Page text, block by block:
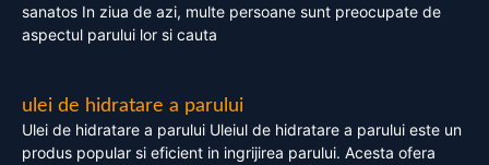
sanatos In ziua de azi, multe persoane sunt preocupate de
aspectul parului lor si cauta
ulei de hidratare a parului
Ulei de hidratare a parului Uleiul de hidratare a parului este un
produs popular si eficient in ingrijirea parului. Acesta ofera